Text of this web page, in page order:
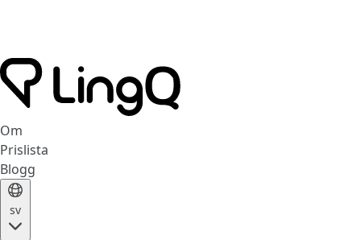
Om
Prislista
Blogg
sv